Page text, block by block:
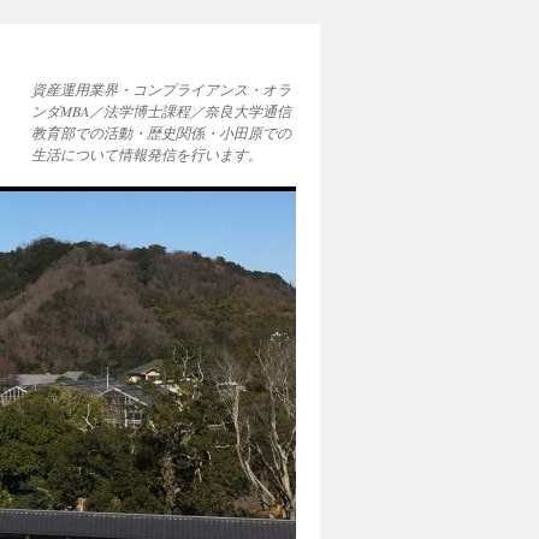
資産運用業界・コンプライアンス・オラ
ンダMBA／法学博士課程／奈良大学通信
教育部での活動・歴史関係・小田原での
生活について情報発信を行います。